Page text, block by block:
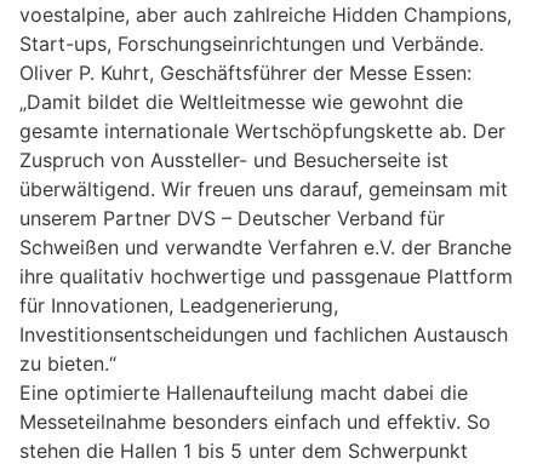
voestalpine, aber auch zahlreiche Hidden Champions,
Start-ups, Forschungseinrichtungen und Verbände.
Oliver P. Kuhrt, Geschäftsführer der Messe Essen:
„Damit bildet die Weltleitmesse wie gewohnt die
gesamte internationale Wertschöpfungskette ab. Der
Zuspruch von Aussteller- und Besucherseite ist
überwältigend. Wir freuen uns darauf, gemeinsam mit
unserem Partner DVS – Deutscher Verband für
Schweißen und verwandte Verfahren e.V. der Branche
ihre qualitativ hochwertige und passgenaue Plattform
für Innovationen, Leadgenerierung,
Investitionsentscheidungen und fachlichen Austausch
zu bieten.“
Eine optimierte Hallenaufteilung macht dabei die
Messeteilnahme besonders einfach und effektiv. So
stehen die Hallen 1 bis 5 unter dem Schwerpunkt